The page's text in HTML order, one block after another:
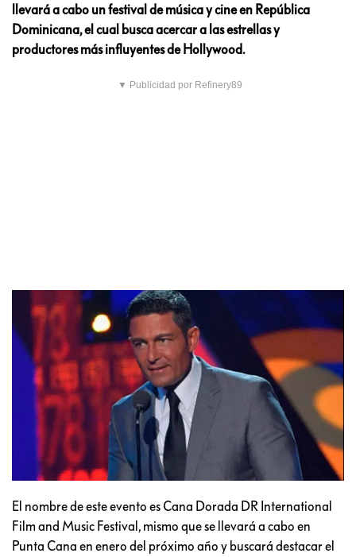
llevará a cabo un festival de música y cine en República
Dominicana, el cual busca acercar a las estrellas y
productores más influyentes de Hollywood.
▼ Publicidad por Refinery89
El nombre de este evento es Cana Dorada DR International
Film and Music Festival, mismo que se llevará a cabo en
Punta Cana en enero del próximo año y buscará destacar el